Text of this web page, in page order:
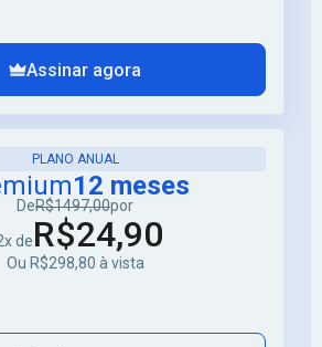
Assinar agora
PLANO ANUAL
12 meses
DeR$1497,00por
deR$24,90
Ou R$298,80 à vista